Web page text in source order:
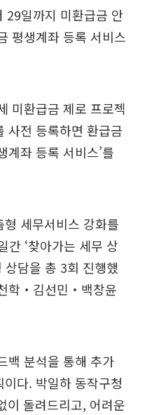
29일까지 미환급금 안
평생계좌 등록 서비스
미환급금 제로 프로젝
사전 등록하면 환급금
계좌 등록 서비스’를
세무서비스 강화를
간 ‘찾아가는 세무 상
상담을 총 3회 진행했
학‧김선민‧백창윤
백 분석을 통해 추가
다. 박일하 동작구청
이 돌려드리고, 어려운